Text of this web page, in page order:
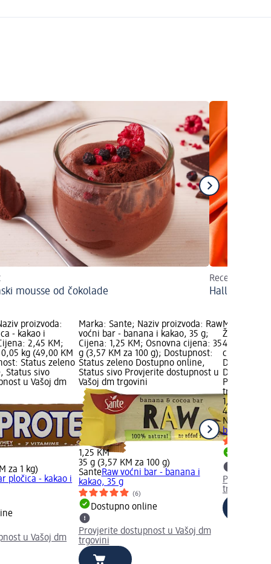
mousse od čokolade
Recept
Halloween:
proizvoda:
- kakao i
2,45 KM;
kg (49,00 KM
Status zeleno
Status sivo
u Vašoj dm
za 1 kg)
pločica - kakao i
u Vašoj dm
Marka: Sante; Naziv proizvoda: Raw
voćni bar - banana i kakao, 35 g;
Cijena: 1,25 KM; Osnovna cijena: 35
g (3,57 KM za 100 g); Dostupnost:
Status zeleno Dostupno online,
Status sivo Provjerite dostupnost u
Vašoj dm trgovini
1,25 KM
35 g (3,57 KM za 100 g)
SanteRaw voćni bar - banana i
kakao, 35 g
(6)
Dostupno online
Provjerite dostupnost u Vašoj dm
trgovini
Marka:
Žitna
40 g;
cijena: 40 g
Dostupno
Provjerite
trgovini
1,25 KM
40 g (3,13
Nestlé
banana, 40
Provjerite
trgovini